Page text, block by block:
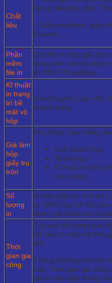
Chất
liệu
fancy, Metalize giấy,
– Giấy woodfree, giấy
Couche…
Phần
mềm
file in
Các file in hộp giấy
dụng trên một số phần
Ai, PDF, PhotoShop…
Kĩ thuật
in trang
trí bề
mặt vỏ
hộp
Cán bóng/mờ, ép nhũ,
khách hàng
Giá làm
hộp
giấy trụ
tròn
Phụ thuộc vào nhiều
Kích thước hộp
Số lượng in
Kĩ thuật in trên
cán màng…
Số
lượng
in
In hộp giấy trụ tròn tại
từ 1000 hộp trở lên
được giá thành và chi
Thời
gian gia
công
Tùy vào số lượng của
dễ của vỏ hộp mà thời
đổi.
Thông thường với các
cấp, Thời gian gia công
với in hộp giấy thông